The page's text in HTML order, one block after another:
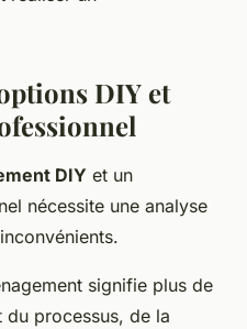
DIY et
DIY et un
nécessite une analyse
signifie plus de
processus, de la